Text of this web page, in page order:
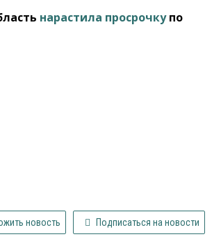
нарастила просрочкупо
новость Подписаться на новости